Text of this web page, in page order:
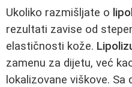
Ukoliko razmišljate o
rezultati zavise od
elastičnosti kože.
zamenu za dijetu, već
lokalizovane viškove. Sa